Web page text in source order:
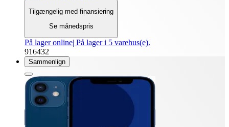
Tilgængelig med finansiering
Se månedspris
På lager online| På lager i 5 varehus(e).
916432
Sammenlign